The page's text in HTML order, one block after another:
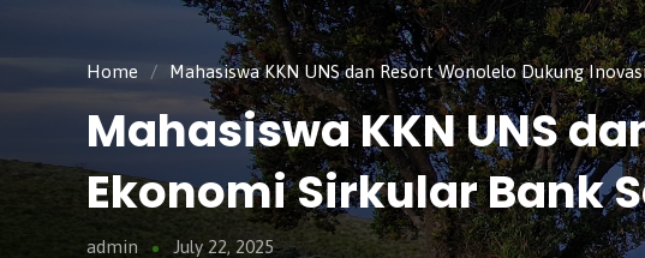
Home / Mahasiswa KKN UNS dan Resort Wonolelo Dukung
Mahasiswa KKN UNS
Ekonomi Sirkular Bank
admin July 22, 2025